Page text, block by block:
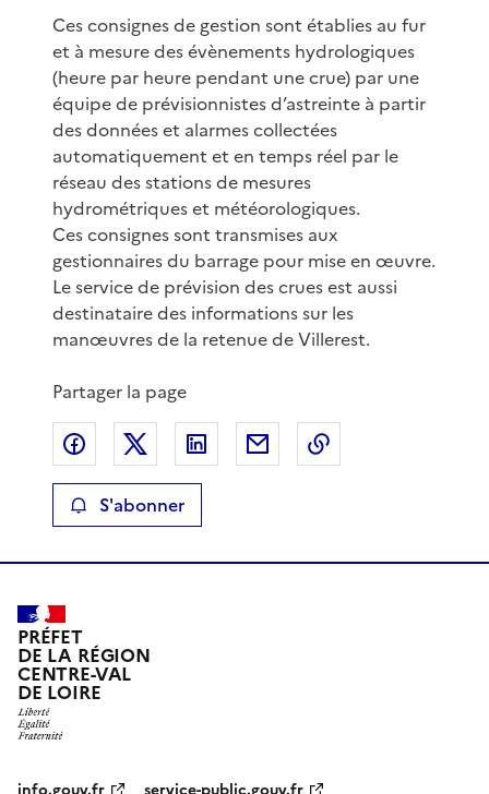
Ces consignes de gestion sont établies au fur
et à mesure des évènements hydrologiques
(heure par heure pendant une crue) par une
équipe de prévisionnistes d’astreinte à partir
des données et alarmes collectées
automatiquement et en temps réel par le
réseau des stations de mesures
hydrométriques et météorologiques.
Ces consignes sont transmises aux
gestionnaires du barrage pour mise en œuvre.
Le service de prévision des crues est aussi
destinataire des informations sur les
manœuvres de la retenue de Villerest.
Partager la page
Partager sur Facebook
Partager sur XPartager sur LinkedIn
Partager par email
S'abonner
PRÉFET
DE LA RÉGION
CENTRE-VAL
DE LOIRE